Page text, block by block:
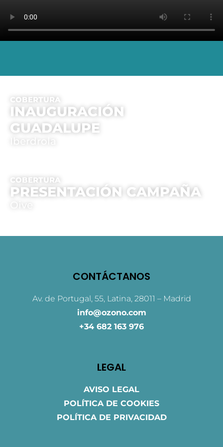
COBERTURA
INAUGURACIÓN
GUADALUPE
Iberdrola
COBERTURA
PRESENTACIÓN CAMPAÑA
CONTÁCTANOS
Av. de Portugal, 55, Latina, 28011 – Madrid
info@ozono.com
+34 682 163 976
LEGAL
AVISO LEGAL
POLÍTICA DE COOKIES
POLÍTICA DE PRIVACIDAD